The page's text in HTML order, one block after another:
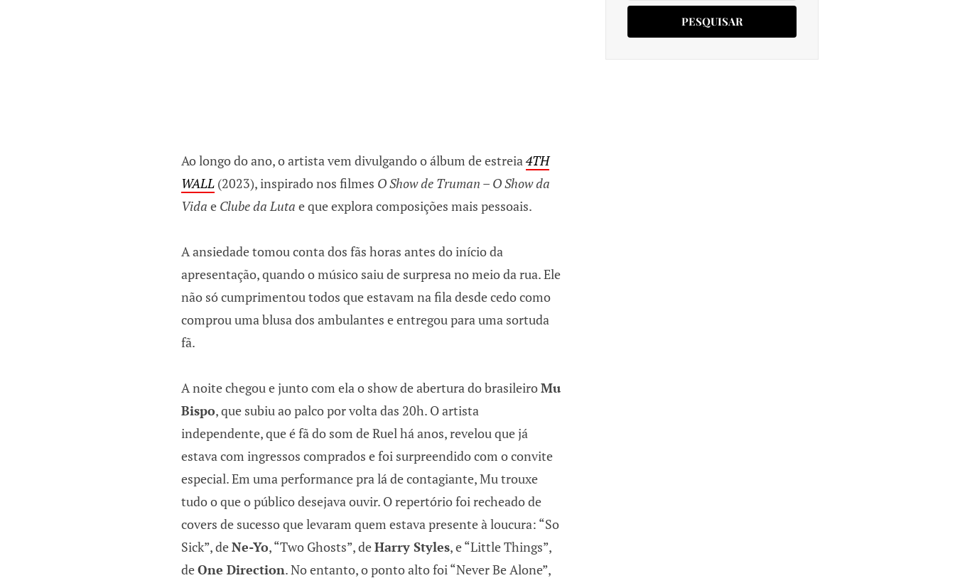
Ao longo do ano, o artista vem divulgando o álbum de estreia4TH
WALL (2023), inspirado nos filmes O Show de Truman – O Show da
Vida e Clube da Luta e que explora composições mais pessoais.
A ansiedade tomou conta dos fãs horas antes do início da
apresentação, quando o músico saiu de surpresa no meio da rua. Ele
não só cumprimentou todos que estavam na fila desde cedo como
comprou uma blusa dos ambulantes e entregou para uma sortuda
fã.
A noite chegou e junto com ela o show de abertura do brasileiroMu
Bispo, que subiu ao palco por volta das 20h. O artista
independente, que é fã do som de Ruel há anos, revelou que já
estava com ingressos comprados e foi surpreendido com o convite
especial. Em uma performance pra lá de contagiante, Mu trouxe
tudo o que o público desejava ouvir. O repertório foi recheado de
covers de sucesso que levaram quem estava presente à loucura: “So
Sick”, deNe-Yo, “Two Ghosts”, deHarry Styles, e “Little Things”,
deOne Direction. No entanto, o ponto alto foi “Never Be Alone”,